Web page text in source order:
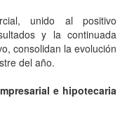
unido al positivo
y la continuada
consolidan la evolución
del año.
e hipotecaria